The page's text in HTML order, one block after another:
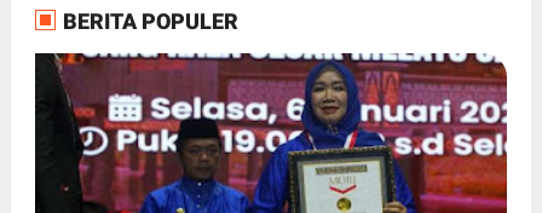
BERITA POPULER